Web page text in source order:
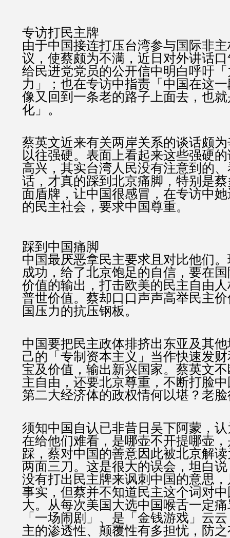
专访打民主牌
由于中国接连打压台湾参与国际非
议，使蔡颇为不满，近日对外讲话
给民进党党员的公开信中明白呼吁
力」；也在专访中指责「中国在这
像又回到一条老的路子上面去，也
化」。
蔡英文近来有关两岸关系的谈话颇
以往强硬。表面上看起来这些强硬
高兴，其实台湾人民没有注意到的
话，才真的踩到北京痛脚，特别是
面盾牌，让中国很感冒，在专访中
的民主社会，要求中国尊重。
踩到中国痛脚
中国最厌恶拿民主要求且对比他们
成功，给了北京饱足的自信，要在
价值的输出，打击欧美的民主自由
普世价值。蔡却口口声声高举民主
国压力的抗压钢板。
中国要把民主政体排挤出东亚及其
己的「专制资本主义」当作快速发
宝及价值，输出新兴国家。蔡英文
主自由，还要北京尊重，不断打脸
第二大经济体的政权情何以堪？老
须知中国自认已非昔日吴下阿蒙，
在给他们难看，是哪壶不开提哪壶
踩，蔡对中国的善意因此被北京解
两面三刀。这是很大的误会，坦白
没有打出民主牌来讽刺中国的意思
事实，但蔡并不知道民主这个词对
大。从每次美国大选中国喉舌一定
「一场闹剧」、是「金钱游戏」云
主的渗透性、颠覆性有多担忧，防